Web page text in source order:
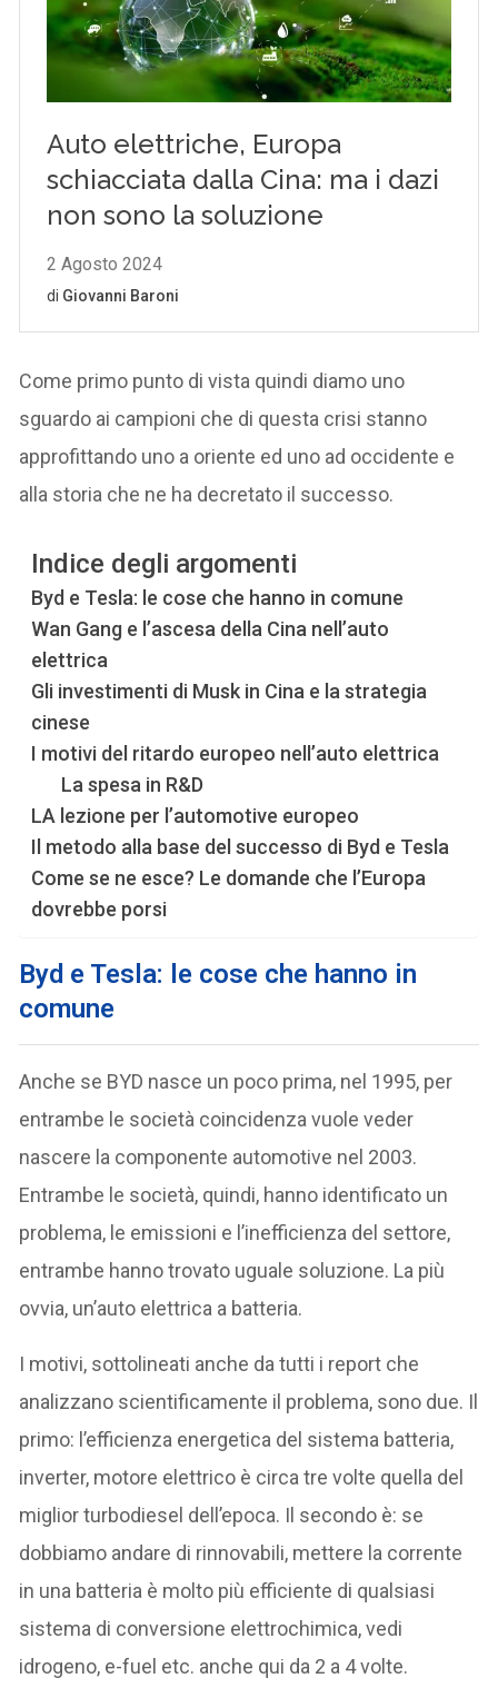
Come primo punto di vista quindi diamo uno
sguardo ai campioni che di questa crisi stanno
approfittando uno a oriente ed uno ad occidente e
alla storia che ne ha decretato il successo.
Indice degli argomenti
Byd e Tesla: le cose che hanno in comune
Wan Gang e l’ascesa della Cina nell’auto
elettrica
Gli investimenti di Musk in Cina e la strategia
cinese
I motivi del ritardo europeo nell’auto elettrica
La spesa in R&D
LA lezione per l’automotive europeo
Il metodo alla base del successo di Byd e Tesla
Come se ne esce? Le domande che l’Europa
dovrebbe porsi
Byd e Tesla: le cose che hanno in
comune
Anche se BYD nasce un poco prima, nel 1995, per
entrambe le società coincidenza vuole veder
nascere la componente automotive nel 2003.
Entrambe le società, quindi, hanno identificato un
problema, le emissioni e l’inefficienza del settore,
entrambe hanno trovato uguale soluzione. La più
ovvia, un’auto elettrica a batteria.
I motivi, sottolineati anche da tutti i report che
analizzano scientificamente il problema, sono due. Il
primo: l’efficienza energetica del sistema batteria,
inverter, motore elettrico è circa tre volte quella del
miglior turbodiesel dell’epoca. Il secondo è: se
dobbiamo andare di rinnovabili, mettere la corrente
in una batteria è molto più efficiente di qualsiasi
sistema di conversione elettrochimica, vedi
idrogeno, e-fuel etc. anche qui da 2 a 4 volte.